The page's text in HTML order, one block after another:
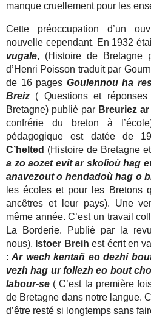
manque cruellement pour les
Cette préoccupation d’un
nouvelle cependant. En 1932
vugale, (Histoire de Bretagne
d’Henri Poisson traduit par
de 16 pages Goulennou ha
Breiz ( Questions et
Bretagne) publié par Breuriez
confrérie du breton à
pédagogique est datée de
C’helted (Histoire de Bretagne
a zo aozet evit ar skolioù hag
anavezout o hendadoù hag o
les écoles et pour les Bretons
ancêtres et leur pays). Une
même année. C’est un travail
La Borderie. Publié par la
nous), Istoer Breih est écrit en
:Ar wech kentañ eo dezhi
vezh hag ur follezh eo bout
labour-se ( C’est la première
de Bretagne dans notre langue.
d’être resté si longtemps sans